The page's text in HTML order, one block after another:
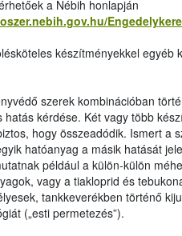
a Nébih honlapján
készítményekkel egyéb
szerek kombinációban
hatás kérdése. Két vagy több
hogy összeadódik. Ismert a
hatóanyag a másik hatását
például a külön-külön
vagy a tiakloprid és
tankkeverékben történő
(„esti permetezés”).